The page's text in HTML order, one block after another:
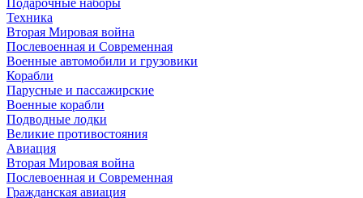
Подарочные наборы
Техника
Вторая Мировая война
Послевоенная и Современная
Военные автомобили и грузовики
Корабли
Парусные и пассажирские
Военные корабли
Подводные лодки
Великие противостояния
Авиация
Вторая Мировая война
Послевоенная и Современная
Гражданская авиация